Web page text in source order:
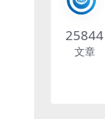
25844
文章